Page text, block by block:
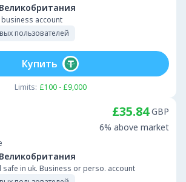
Великобритания
account
пользователей
Limits: £100 - £9,000
Купить
Великобритания
in uk. Business or perso. account
£35.84 GBP
6% above market